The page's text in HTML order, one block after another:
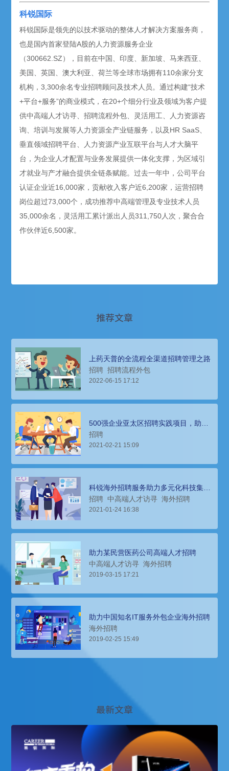
科锐国际
科锐国际是领先的以技术驱动的整体人才解决方案服务商，
也是国内首家登陆A股的人力资源服务企业
（300662.SZ），目前在中国、印度、新加坡、马来西亚、
美国、英国、澳大利亚、荷兰等全球市场拥有110余家分支
机构，3,300余名专业招聘顾问及技术人员。通过构建“技术
+平台+服务”的商业模式，在20+个细分行业及领域为客户提
供中高端人才访寻、招聘流程外包、灵活用工、人力资源咨
询、培训与发展等人力资源全产业链服务，以及HR SaaS、
垂直领域招聘平台、人力资源产业互联平台与人才大脑平
台，为企业人才配置与业务发展提供一体化支撑，为区域引
才就业与产才融合提供全链条赋能。过去一年中，公司平台
认证企业近16,000家，贡献收入客户近6,200家，运营招聘
岗位超过73,000个，成功推荐中高端管理及专业技术人员
35,000余名，灵活用工累计派出人员311,750人次，聚合合
作伙伴近6,500家。
推荐文章
上药天普的全流程全渠道招聘管理之路
招聘 招聘流程外包
2022-06-15 17:12
500强企业亚太区招聘实践项目，助力
大学生收获大厂实习经验
招聘
2021-02-21 15:09
科锐海外招聘服务助力多元化科技集团
海外引入顶尖技术专家
招聘 中高端人才访寻 海外招聘
2021-01-24 16:38
助力某民营医药公司高端人才招聘
中高端人才访寻 海外招聘
2019-03-15 17:21
助力中国知名IT服务外包企业海外招聘
海外招聘
2019-02-25 15:49
最新文章